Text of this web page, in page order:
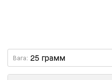
Вага: